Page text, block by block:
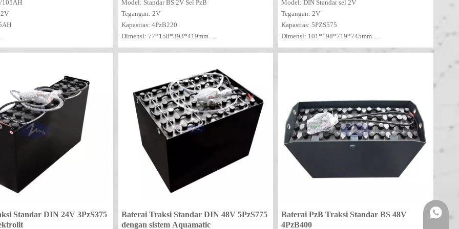
Kereta Golf 51.2V
105AH
Model: Standar BS 2V Sel PzB
Tegangan: 2V
Kapasitas: 4PzB220
Dimensi: 77*158*393*419mm
MOQ: 10 PCS
PZS
Model: DIN Standar sel 2V
Tegangan: 2V
Kapasitas: 5PZS575
Dimensi: 101*198*719*745mm
MOQ: 100PCS
Standar DIN 24V 3PzS375
Baterai Traksi Standar DIN 48V 5PzS775
dengan sistem Aquamatic
Baterai PzB Traksi Standar BS 48V
4PzB400
+86-